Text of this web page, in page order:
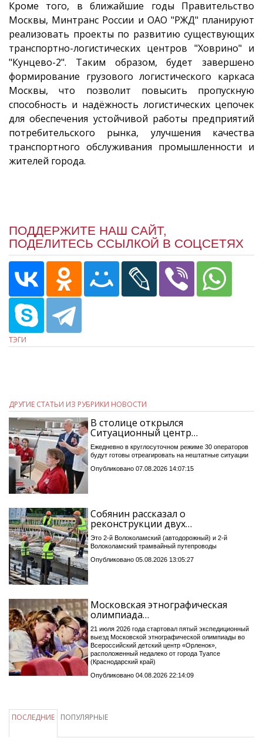
Кроме того, в ближайшие годы Правительство
Москвы, Минтранс России и ОАО "РЖД" планируют
реализовать проекты по развитию существующих
транспортно-логистических центров "Ховрино" и
"Кунцево-2". Таким образом, будет завершено
формирование грузового логистического каркаса
Москвы, что позволит повысить пропускную
способность и надёжность логистических цепочек
для обеспечения устойчивой работы предприятий
потребительского рынка, улучшения качества
транспортного обслуживания промышленности и
жителей города.
ПОДДЕРЖИТЕ НАШ САЙТ,
ПОДЕЛИТЕСЬ ССЫЛКОЙ В СОЦСЕТЯХ
ТЭГИ
ДРУГИЕ СТАТЬИ ИЗ РУБРИКИ НОВОСТИ
В столице открылся
Ситуационный центр…
Ежедневно в круглосуточном режиме 30 операторов
будут готовы отреагировать на нештатные ситуации
Опубликовано 07.08.2026 14:07:15
Собянин рассказал о
реконструкции двух…
Это 2-й Волоколамский (автодорожный) и 2-й
Волоколамский трамвайный путепроводы
Опубликовано 05.08.2026 13:05:27
Московская этнографическая
олимпиада…
21 июля 2026 года стартовал пятый экспедиционный
выезд Московской этнографической олимпиады во
Всероссийский детский центр «Орленок»,
расположенный недалеко от города Туапсе
(Краснодарский край)
Опубликовано 04.08.2026 22:14:09
ПОСЛЕДНИЕ ПОПУЛЯРНЫЕ